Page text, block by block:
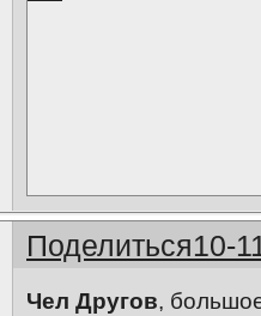
Поделиться10-
Чел Другов,